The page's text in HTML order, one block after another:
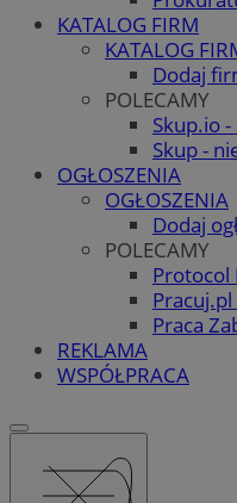
KATALOG FIRM
KATALOG
Dodaj
POLECAMY
Skup.io
Skup -
OGŁOSZENIA
OGŁOSZENIA
Dodaj
POLECAMY
Protocol
Praca
REKLAMA
WSPÓŁPRACA